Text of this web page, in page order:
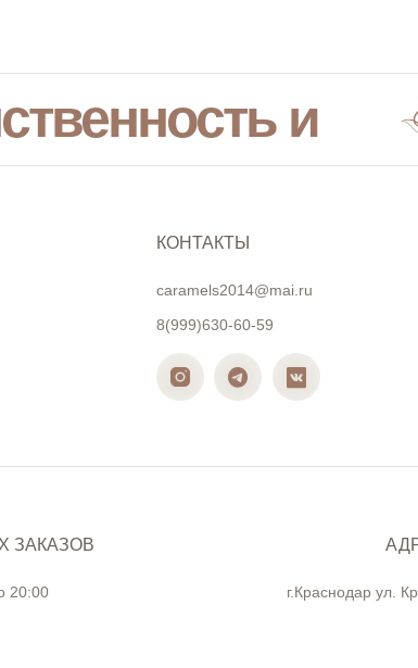
КОНТАКТЫ
caramels2014@mai.ru
8(999)630-60-59
г.Краснодар ул.
ЗАКАЗОВ
20:00
и